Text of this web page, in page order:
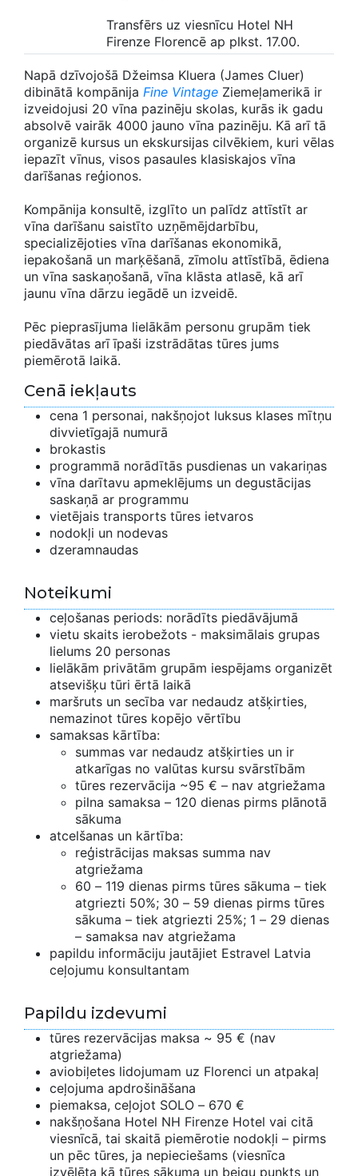
Transfērs uz viesnīcu Hotel NH
Firenze Florencē ap plkst. 17.00.
Napā dzīvojošā Džeimsa Kluera (James Cluer)
dibinātā kompānija Fine Vintage Ziemeļamerikā ir
izveidojusi 20 vīna pazinēju skolas, kurās ik gadu
absolvē vairāk 4000 jauno vīna pazinēju. Kā arī tā
organizē kursus un ekskursijas cilvēkiem, kuri vēlas
iepazīt vīnus, visos pasaules klasiskajos vīna
darīšanas reģionos.
Kompānija konsultē, izglīto un palīdz attīstīt ar
vīna darīšanu saistīto uzņēmējdarbību,
specializējoties vīna darīšanas ekonomikā,
iepakošanā un marķēšanā, zīmolu attīstībā, ēdiena
un vīna saskaņošanā, vīna klāsta atlasē, kā arī
jaunu vīna dārzu iegādē un izveidē.
Pēc pieprasījuma lielākām personu grupām tiek
piedāvātas arī īpaši izstrādātas tūres jums
piemērotā laikā.
Cenā iekļauts
cena 1 personai, nakšņojot luksus klases mītņu
divvietīgajā numurā
brokastis
programmā norādītās pusdienas un vakariņas
vīna darītavu apmeklējums un degustācijas
saskaņā ar programmu
vietējais transports tūres ietvaros
nodokļi un nodevas
dzeramnaudas
Noteikumi
ceļošanas periods: norādīts piedāvājumā
vietu skaits ierobežots - maksimālais grupas
lielums 20 personas
lielākām privātām grupām iespējams organizēt
atsevišķu tūri ērtā laikā
maršruts un secība var nedaudz atšķirties,
nemazinot tūres kopējo vērtību
samaksas kārtība:
summas var nedaudz atšķirties un ir
atkarīgas no valūtas kursu svārstībām
tūres rezervācija ~95 € – nav atgriežama
pilna samaksa – 120 dienas pirms plānotā
sākuma
atcelšanas un kārtība:
reģistrācijas maksas summa nav
atgriežama
60 – 119 dienas pirms tūres sākuma – tiek
atgriezti 50%; 30 – 59 dienas pirms tūres
sākuma – tiek atgriezti 25%; 1 – 29 dienas
– samaksa nav atgriežama
papildu informāciju jautājiet Estravel Latvia
ceļojumu konsultantam
Papildu izdevumi
tūres rezervācijas maksa ~ 95 € (nav
atgriežama)
aviobiļetes lidojumam uz Florenci un atpakaļ
ceļojuma apdrošināšana
piemaksa, ceļojot SOLO – 670 €
nakšņošana Hotel NH Firenze Hotel vai citā
viesnīcā, tai skaitā piemērotie nodokļi – pirms
un pēc tūres, ja nepieciešams (viesnīca
izvēlēta kā tūres sākuma un beigu punkts un